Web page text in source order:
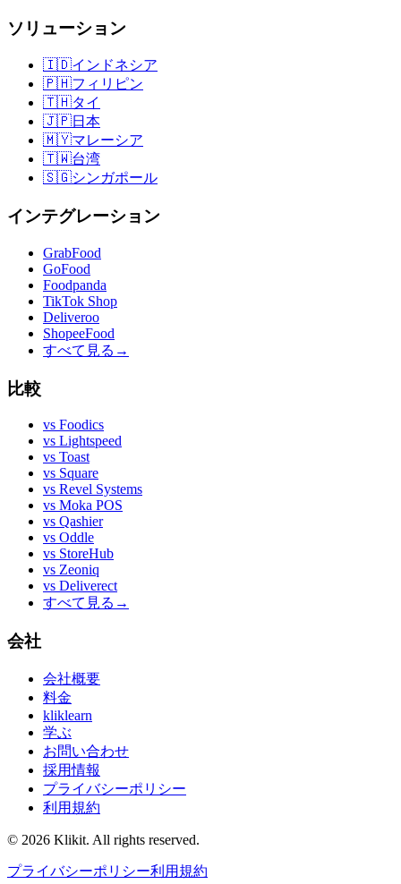
ソリューション
🇮🇩インドネシア
🇵🇭フィリピン
🇹🇭タイ
🇯🇵日本
🇲🇾マレーシア
🇹🇼台湾
🇸🇬シンガポール
インテグレーション
GrabFood
GoFood
Foodpanda
TikTok Shop
Deliveroo
ShopeeFood
すべて見る →
比較
vs Foodics
vs Lightspeed
vs Toast
vs Square
vs Revel Systems
vs Moka POS
vs Qashier
vs Oddle
vs StoreHub
vs Zeoniq
vs Deliverect
すべて見る →
会社
会社概要
料金
kliklearn
学ぶ
お問い合わせ
採用情報
プライバシーポリシー
利用規約
© 2026 Klikit. All rights reserved.
プライバシーポリシー利用規約